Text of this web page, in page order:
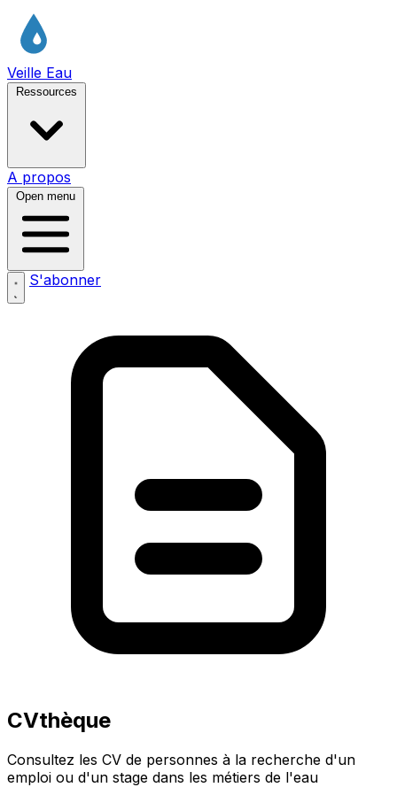
Veille Eau
Ressources
A propos
Open menu
S'abonner
CVthèque
Consultez les CV de personnes à la recherche d'un
emploi ou d'un stage dans les métiers de l'eau